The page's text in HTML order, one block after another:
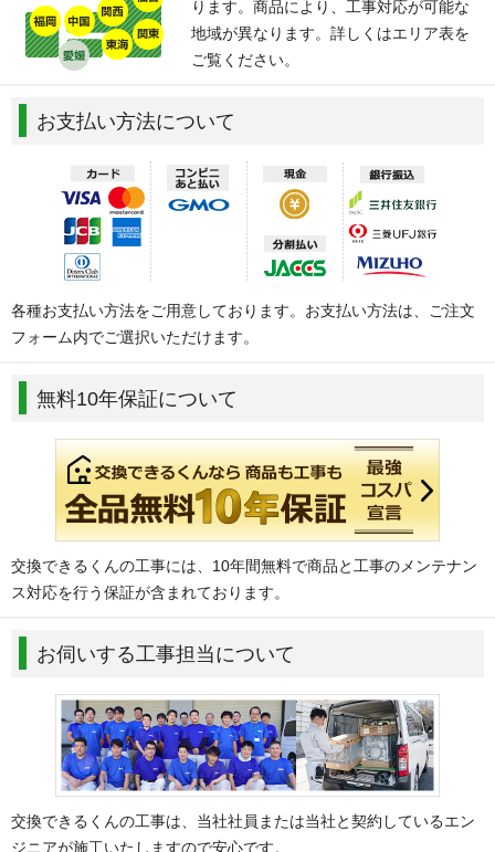
ります。商品により、工事対応が可能な
地域が異なります。詳しくはエリア表を
ご覧ください。
お支払い方法について
各種お支払い方法をご用意しております。お支払い方法は、ご注文
フォーム内でご選択いただけます。
無料10年保証について
交換できるくんの工事には、10年間無料で商品と工事のメンテナン
ス対応を行う保証が含まれております。
お伺いする工事担当について
交換できるくんの工事は、当社社員または当社と契約しているエン
ジニアが施工いたしますので安心です。